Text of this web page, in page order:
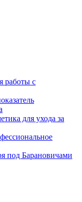
работы с
для ухода за
под Барановичами